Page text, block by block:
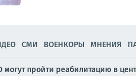
СМИ ВОЕНКОРЫ МНЕНИЯ
могут пройти реабилитацию в